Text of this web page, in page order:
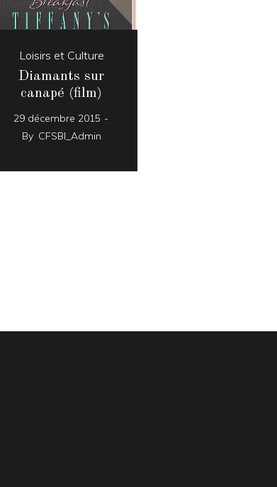
Loisirs et Culture
Diamants sur
canapé (film)
29 décembre 2015
By CFSBI_Admin